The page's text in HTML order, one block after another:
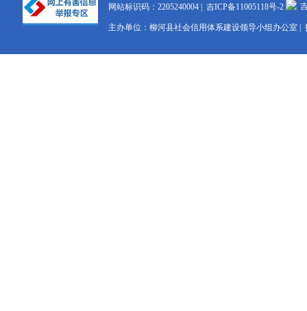
网站标识码：2205240004 | 吉ICP备11005118号-2
主办单位：柳河县社会信用体系建设领导小组办公室